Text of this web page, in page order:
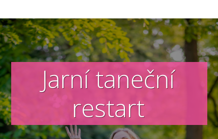
Jarní taneční
restart